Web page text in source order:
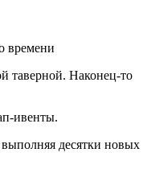
времени
таверной. Наконец-то
ивенты.
десятки новых